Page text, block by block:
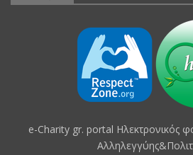
e-Charity gr. portal Hλεκτρονικός